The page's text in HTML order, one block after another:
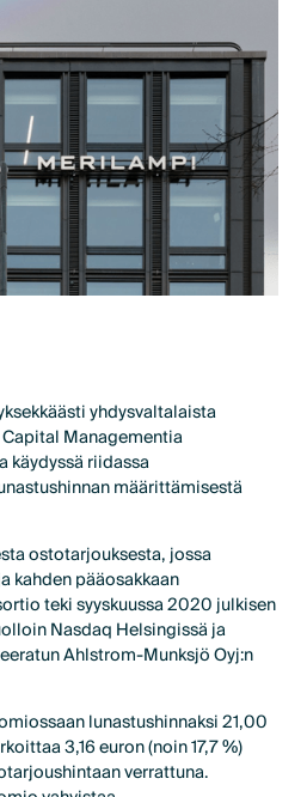
yhdysvaltalaista
Managementia
käydyssä riidassa
määrittämisestä
ostotarjouksesta, jossa
kahden pääosakkaan
teki syyskuussa 2020 julkisen
Nasdaq Helsingissä ja
Ahlstrom-Munksjö Oyj:n
lunastushinnaksi 21,00
3,16 euron (noin 17,7 %)
verrattuna.